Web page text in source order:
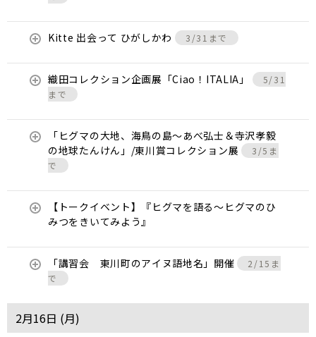
Kitte 出会って ひがしかわ 3/31まで
織田コレクション企画展「Ciao！ITALIA」
5/31
まで
「ヒグマの大地、海鳥の島～あべ弘士＆寺沢孝毅
の地球たんけん」/東川賞コレクション展
3/5ま
で
【トークイベント】『ヒグマを語る～ヒグマのひ
みつをきいてみよう』
「講習会 東川町のアイヌ語地名」開催
2/15ま
で
2月16日 (月)